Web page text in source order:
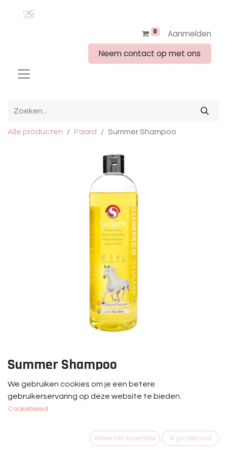
0
Aanmelden
Neem contact op met ons
Alle producten Paard Summer Shampoo
Summer Shampoo
Summer Shampoo is een zomerse verzorgende
paardenshampoo met ingebouwde conditioner. Verrijkt
met Aloë vera voor extra hydratatie en verzorging.
We gebruiken cookies om je een betere
gebruikerservaring op deze website te bieden.
Cookiebeleid
Alleen het essentiële Ik ga akkoord